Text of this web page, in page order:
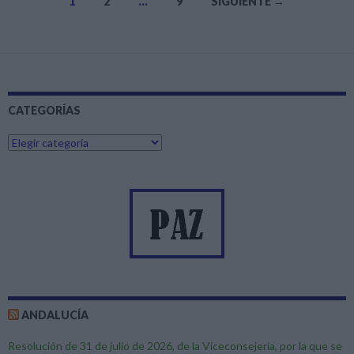
r
entradas
CATEGORÍAS
C
a
ANDALUCÍA
Resolución de 31 de julio de 2026, de la Viceconsejería, por la que se